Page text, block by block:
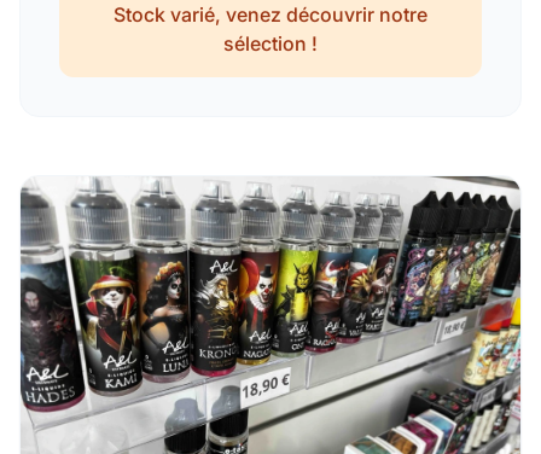
Stock varié, venez découvrir notre
sélection !